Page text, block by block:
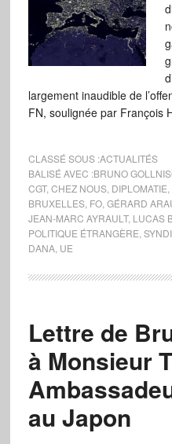
largement inaudible de
FN, soulignée par François
CLASSÉ SOUS :ACTUALITÉS
BALISÉ AVEC :BRUNO
CGT, CHEZ NOUS, DIPLOMATIE
BRUXELLES, FO, GÉRARD
JEAN-MARC AYRAULT, LUCAS
POLITIQUE ÉTRANGÈRE
DANA, UE
Lettre de
à Monsieur
au Japon